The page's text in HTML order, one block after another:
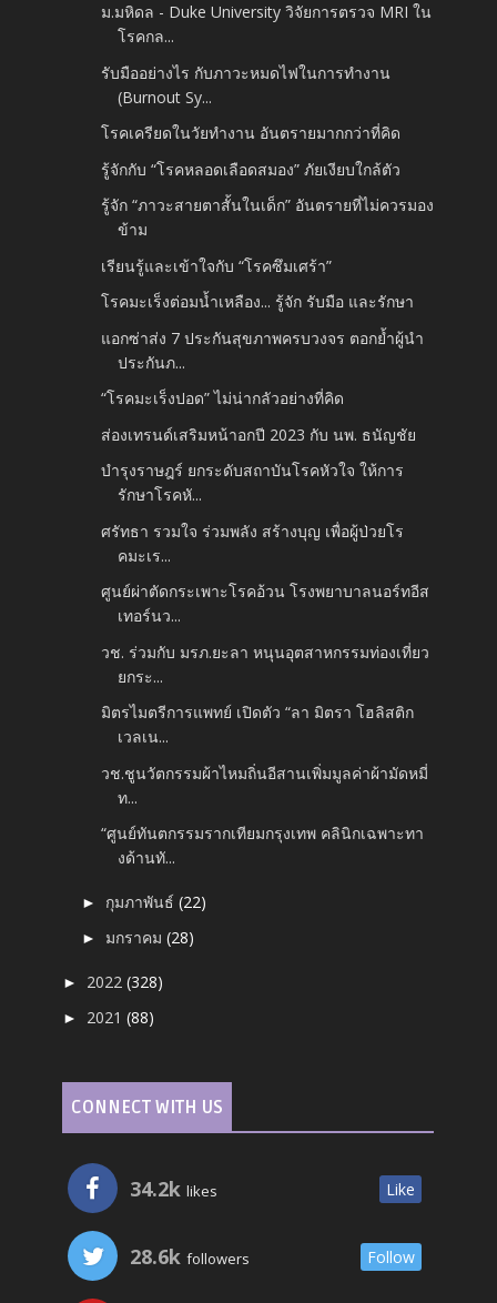
ม.มหิดล - Duke University วิจัยการตรวจ MRI ใน
โรคกล...
รับมืออย่างไร กับภาวะหมดไฟในการทำงาน
(Burnout Sy...
โรคเครียดในวัยทำงาน อันตรายมากกว่าที่คิด
รู้จักกับ “โรคหลอดเลือดสมอง” ภัยเงียบใกล้ตัว
รู้จัก “ภาวะสายตาสั้นในเด็ก” อันตรายที่ไม่ควรมอง
ข้าม
เรียนรู้และเข้าใจกับ “โรคซึมเศร้า”
โรคมะเร็งต่อมน้ำเหลือง... รู้จัก รับมือ และรักษา
แอกซ่าส่ง 7 ประกันสุขภาพครบวงจร ตอกย้ำผู้นำ
ประกันภ...
“โรคมะเร็งปอด” ไม่น่ากลัวอย่างที่คิด
ส่องเทรนด์เสริมหน้าอกปี 2023 กับ นพ. ธนัญชัย
บำรุงราษฎร์ ยกระดับสถาบันโรคหัวใจ ให้การ
รักษาโรคหั...
ศรัทธา รวมใจ ร่วมพลัง สร้างบุญ เพื่อผู้ป่วยโร
คมะเร...
ศูนย์ผ่าตัดกระเพาะโรคอ้วน โรงพยาบาลนอร์ทอีส
เทอร์นว...
วช. ร่วมกับ มรภ.ยะลา หนุนอุตสาหกรรมท่องเที่ยว
ยกระ...
มิตรไมตรีการแพทย์ เปิดตัว “ลา มิตรา โฮลิสติก
เวลเน...
วช.ชูนวัตกรรมผ้าไหมถิ่นอีสานเพิ่มมูลค่าผ้ามัดหมี่
ท...
“ศูนย์ทันตกรรมรากเทียมกรุงเทพ คลินิกเฉพาะทา
งด้านทั...
► กุมภาพันธ์(22)
► มกราคม(28)
► 2022(328)
► 2021(88)
CONNECT WITH US
34.2k likes Like
28.6k followers Follow